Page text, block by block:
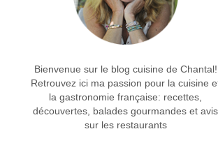
Bienvenue sur le blog cuisine de Chantal!
Retrouvez ici ma passion pour la cuisine
la gastronomie française: recettes,
découvertes, balades gourmandes et avis
sur les restaurants